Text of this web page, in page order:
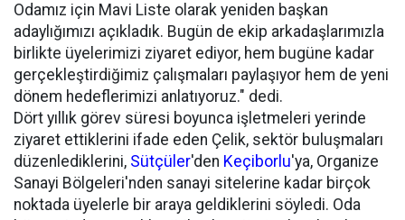
Odamız için Mavi Liste olarak yeniden başkan
adaylığımızı açıkladık. Bugün de ekip arkadaşlarımızla
birlikte üyelerimizi ziyaret ediyor, hem bugüne kadar
gerçekleştirdiğimiz çalışmaları paylaşıyor hem de yeni
dönem hedeflerimizi anlatıyoruz." dedi.
Dört yıllık görev süresi boyunca işletmeleri yerinde
ziyaret ettiklerini ifade eden Çelik, sektör buluşmaları
düzenlediklerini, Sütçüler'den Keçiborlu'ya, Organize
Sanayi Bölgeleri'nden sanayi sitelerine kadar birçok
noktada üyelerle bir araya geldiklerini söyledi. Oda